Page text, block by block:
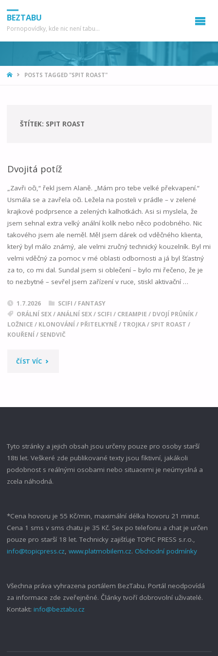
BEZTABU
Pornopovídky, kde nic není tabu...
HOMEPOSTS TAGGED "SPIT ROAST"
ŠTÍTEK: SPIT ROAST
Dvojitá potíž
„Zavři oči,“ řekl jsem Alaně. „Mám pro tebe velké překvapení.“
Usmála se a zavřela oči. Ležela na posteli v prádle – v zelené
krajkové podprsence a zelených kalhotkách. Asi si myslela, že
jsem sehnal extra velký anální kolík nebo něco podobného. Nic
takového jsem ale neměl. Měl jsem dárek od vděčného klienta,
který byl málo známý, ale velmi zručný technický kouzelník. Byl mi
velmi vděčný za pomoc v mé oblasti odbornosti a já byl šťastný
za to, co mi dal. Sundal jsem si oblečení – bylo mi řečeno, že je
to nezbytné – sevřel jsem zařízení v ruce, stiskl aktivační …
1.7.2026
SCIFI / FANTASY
ORÁLNÍ SEX/ANÁLNÍ SEX/ SCIFI / CREAMPIE / DVOJÍ PRŮNÍK/
LOŽNICE / KLONOVÁNÍ / PŘITELKYNĚ / TROJKA/ SPIT ROAST /
KOUŘENÍ / SENDVIČ
ČÍST VÍC"DVOJITÁ
Tyto stránky a jejich obsah jsou určeny pouze pro osoby starší
18ti let. Veškeré zde publikované texty jsou fiktivní, jakákoli
podobnost s reálnými osobami nebo situacemi je neúmyslná a
zcela náhodná.
*Cena hovoru je 55 Kč/min, maximální délka hovoru 21 minut.
Cena 1 sms v sms chatu je 35 Kč. Sex po telefonu a chat je určen
pouze pro starší 18 let. Technicky zajišťuje TOPIC PRESS s.r.o.,
info@topicpress.cz, www.platmobilem.cz. Obchodní podmínky
Všechna práva vyhrazena portálem BezTabu. Portál neodpovídá
za informace zde zveřejněné. Články tvoří dobrovolní uživatelé.
Kontakt: info@beztabu.cz